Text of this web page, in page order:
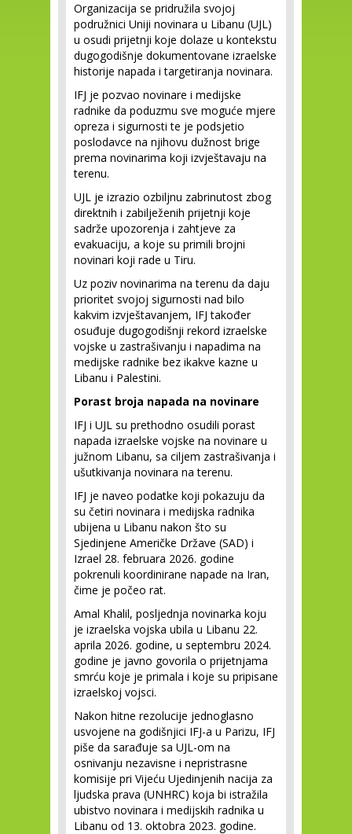
Organizacija se pridružila svojoj
podružnici Uniji novinara u Libanu (UJL)
u osudi prijetnji koje dolaze u kontekstu
dugogodišnje dokumentovane izraelske
historije napada i targetiranja novinara.
IFJ je pozvao novinare i medijske
radnike da poduzmu sve moguće mjere
opreza i sigurnosti te je podsjetio
poslodavce na njihovu dužnost brige
prema novinarima koji izvještavaju na
terenu.
UJL je izrazio ozbiljnu zabrinutost zbog
direktnih i zabilježenih prijetnji koje
sadrže upozorenja i zahtjeve za
evakuaciju, a koje su primili brojni
novinari koji rade u Tiru.
Uz poziv novinarima na terenu da daju
prioritet svojoj sigurnosti nad bilo
kakvim izvještavanjem, IFJ također
osuđuje dugogodišnji rekord izraelske
vojske u zastrašivanju i napadima na
medijske radnike bez ikakve kazne u
Libanu i Palestini.
Porast broja napada na novinare
IFJ i UJL su prethodno osudili porast
napada izraelske vojske na novinare u
južnom Libanu, sa ciljem zastrašivanja i
ušutkivanja novinara na terenu.
IFJ je naveo podatke koji pokazuju da
su četiri novinara i medijska radnika
ubijena u Libanu nakon što su
Sjedinjene Američke Države (SAD) i
Izrael 28. februara 2026. godine
pokrenuli koordinirane napade na Iran,
čime je počeo rat.
Amal Khalil, posljednja novinarka koju
je izraelska vojska ubila u Libanu 22.
aprila 2026. godine, u septembru 2024.
godine je javno govorila o prijetnjama
smrću koje je primala i koje su pripisane
izraelskoj vojsci.
Nakon hitne rezolucije jednoglasno
usvojene na godišnjici IFJ-a u Parizu, IFJ
piše da sarađuje sa UJL-om na
osnivanju nezavisne i nepristrasne
komisije pri Vijeću Ujedinjenih nacija za
ljudska prava (UNHRC) koja bi istražila
ubistvo novinara i medijskih radnika u
Libanu od 13. oktobra 2023. godine.